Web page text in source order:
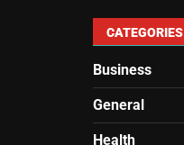
CATEGORIES
Business
General
Health